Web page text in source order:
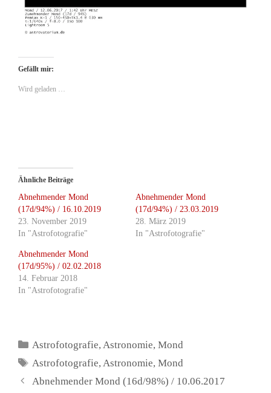
Gefällt mir:
Wird geladen …
Ähnliche Beiträge
Abnehmender Mond
(17d/94%) / 16.10.2019
23. November 2019
In "Astrofotografie"
Abnehmender Mond
(17d/94%) / 23.03.2019
28. März 2019
In "Astrofotografie"
Abnehmender Mond
(17d/95%) / 02.02.2018
14. Februar 2018
In "Astrofotografie"
Kategorien
Astrofotografie,Astronomie,Mond
Schlagwörter
Astrofotografie,Astronomie,Mond
Abnehmender Mond (16d/98%) / 10.06.2017